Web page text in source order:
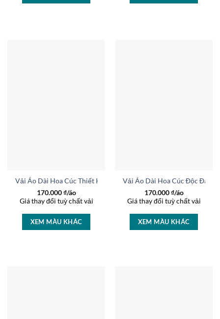
Vải Áo Dài Hoa Cúc Thiết Kế 2025 AD 23715
170.000₫/áo
Giá thay đổi tuỳ chất vải
XEM MÀU KHÁC
Vải Áo Dài Hoa Cúc Độc Đáo
170.000₫/áo
Giá thay đổi tuỳ chất vải
XEM MÀU KHÁC